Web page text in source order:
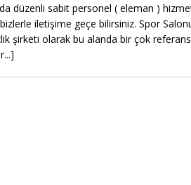
düzenli sabit personel ( eleman )
iletişime geçe bilirsiniz. Spor
şirketi olarak bu alanda bir çok